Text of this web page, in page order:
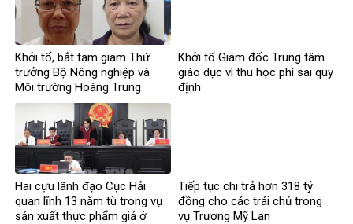
Khởi tố, bắt tạm giam Thứ
trưởng Bộ Nông nghiệp và
Môi trường Hoàng Trung
Khởi tố Giám đốc Trung tâm
giáo dục vì thu học phí sai quy
định
Hai cựu lãnh đạo Cục Hải
quan lĩnh 13 năm tù trong vụ
sản xuất thực phẩm giả ở
Tiếp tục chi trả hơn 318 tỷ
đồng cho các trái chủ trong
vụ Trương Mỹ Lan